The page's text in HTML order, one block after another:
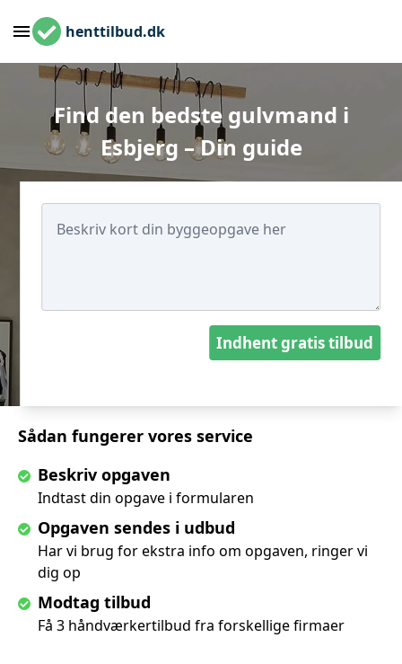
henttilbud.dk
Find den bedste gulvmand i
Esbjerg – Din guide
Sådan fungerer vores service
Beskriv opgaven
Indtast din opgave i formularen
Opgaven sendes i udbud
Har vi brug for ekstra info om opgaven, ringer vi
dig op
Modtag tilbud
Få 3 håndværkertilbud fra forskellige firmaer
Indhent gratis tilbud